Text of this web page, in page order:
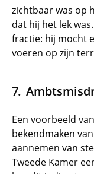
zichtbaar was op
dat hij het lek
fractie: hij mocht
voeren op zijn
Een voorbeeld
bekendmaken
aannemen van
Tweede Kamer